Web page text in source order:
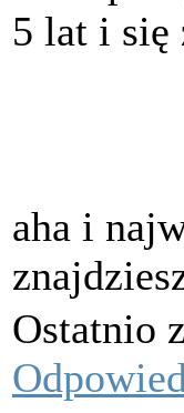
5 lat i się
aha i
Ostatnio